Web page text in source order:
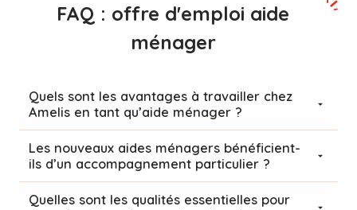
FAQ : offre d'emploi aide
ménager
Quels sont les avantages à travailler chez
Amelis en tant qu’aide ménager ?
Les nouveaux aides ménagers bénéficient-
ils d’un accompagnement particulier ?
Quelles sont les qualités essentielles pour